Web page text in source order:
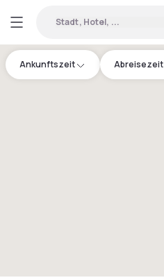
Stadt, Hotel, ...
Ankunftszeit Abreisezeit